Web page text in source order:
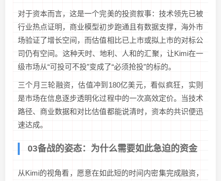
对于资本而言，这是一个完美的投资叙事：技术领先已被
行业热点证明，商业模型初步跑通且有数据支撑，海外市
场验证了增长空间，而估值相比已上市或拟上市的对标公
司仍有空间。这种天时、地利、人和的汇聚，让Kimi在一
级市场从“可投可不投”变成了“必须抢投”的标的。
三个月三轮融资，估值冲到180亿美元，看似疯狂，实则
是市场在信息逐步透明化过程中的一次高效定价。当技术
路径、商业数据和对比估值都能说清时，资本的共识便迅
速达成。
03备战的姿态：为什么需要如此急迫的资金
从Kimi的视角看，愿意在如此短的时间内密集完成融资，